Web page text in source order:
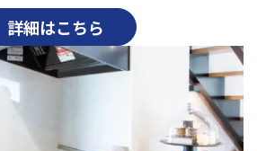
詳細はこちら